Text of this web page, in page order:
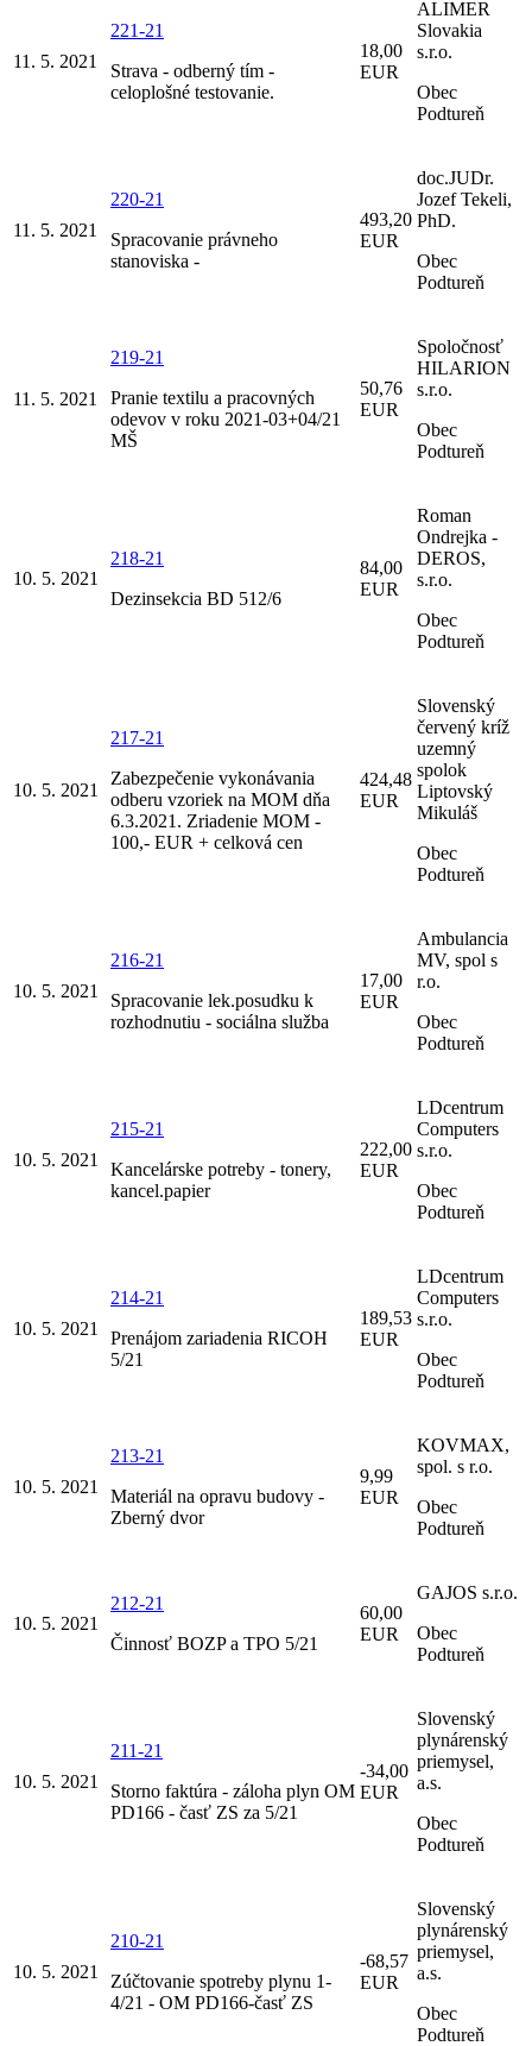
11. 5. 2021
221-21
Strava - odberný tím -
celoplošné testovanie.
18,00
EUR
ALIMER
Slovakia
s.r.o.
Obec
Podtureň
11. 5. 2021
220-21
Spracovanie právneho
stanoviska -
493,20
EUR
doc.JUDr.
Jozef Tekeli,
PhD.
Obec
Podtureň
11. 5. 2021
219-21
Pranie textilu a pracovných
odevov v roku 2021-03+04/21
MŠ
50,76
EUR
Spoločnosť
HILARION
s.r.o.
Obec
Podtureň
10. 5. 2021
218-21
Dezinsekcia BD 512/6
84,00
EUR
Roman
Ondrejka -
DEROS,
s.r.o.
Obec
Podtureň
10. 5. 2021
217-21
Zabezpečenie vykonávania
odberu vzoriek na MOM dňa
6.3.2021. Zriadenie MOM -
100,- EUR + celková cen
424,48
EUR
Slovenský
červený kríž
uzemný
spolok
Liptovský
Mikuláš
Obec
Podtureň
10. 5. 2021
216-21
Spracovanie lek.posudku k
rozhodnutiu - sociálna služba
17,00
EUR
Ambulancia
MV, spol s
r.o.
Obec
Podtureň
10. 5. 2021
215-21
Kancelárske potreby - tonery,
kancel.papier
222,00
EUR
LDcentrum
Computers
s.r.o.
Obec
Podtureň
10. 5. 2021
214-21
Prenájom zariadenia RICOH
5/21
189,53
EUR
LDcentrum
Computers
s.r.o.
Obec
Podtureň
10. 5. 2021
213-21
Materiál na opravu budovy -
Zberný dvor
9,99
EUR
KOVMAX,
spol. s r.o.
Obec
Podtureň
10. 5. 2021
212-21
Činnosť BOZP a TPO 5/21
60,00
EUR
GAJOS s.r.o.
Obec
Podtureň
10. 5. 2021
211-21
Storno faktúra - záloha plyn OM
PD166 - časť ZS za 5/21
-34,00
EUR
Slovenský
plynárenský
priemysel,
a.s.
Obec
Podtureň
10. 5. 2021
210-21
Zúčtovanie spotreby plynu 1-
4/21 - OM PD166-časť ZS
-68,57
EUR
Slovenský
plynárenský
priemysel,
a.s.
Obec
Podtureň